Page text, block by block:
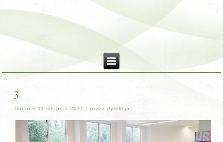
3
Dodane 11 sierpnia 2015 |przez dyrekcja